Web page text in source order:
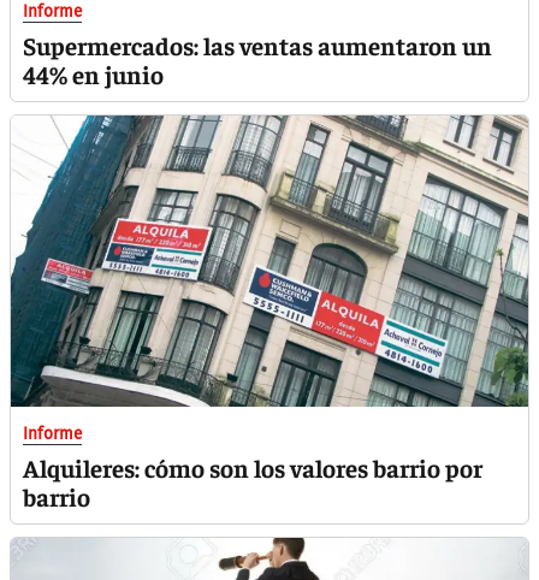
Informe
Supermercados: las ventas aumentaron un
44% en junio
Informe
Alquileres: cómo son los valores barrio por
barrio